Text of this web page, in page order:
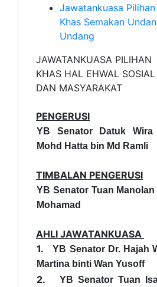
Jawatankuasa Pilihan
Khas Semakan
Undang
JAWATANKUASA PILIHAN
KHAS HAL EHWAL SOSIAL
DAN MASYARAKAT
PENGERUSI
YB Senator Datuk Wira
Mohd Hatta bin Md Ramli
TIMBALAN PENGERUSI
YB Senator Tuan Manolan
Mohamad
AHLI JAWATANKUASA
1.YB Senator Dr. Hajah
Martina binti Wan Yusoff
2. YB Senator Tuan